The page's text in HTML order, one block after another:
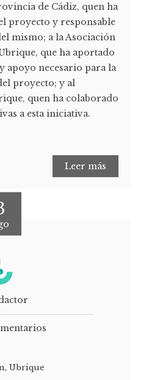
de Cádiz, quen ha
proyecto y responsable
mismo; a la Asociación
que ha aportado
apoyo necesario para la
proyecto; y al
quen ha colaborado
a esta iniciativa.
Leer más
, Ubrique